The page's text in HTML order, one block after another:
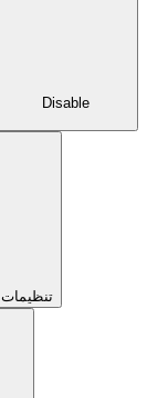
Disable
تنظیمات